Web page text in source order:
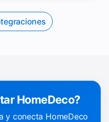
HomeDeco?
y conecta HomeDeco